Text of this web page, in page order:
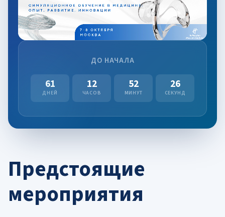
ДО НАЧАЛА
61
ДНЕЙ
12
ЧАСОВ
52
МИНУТ
24
СЕКУНД
Предстоящие
мероприятия